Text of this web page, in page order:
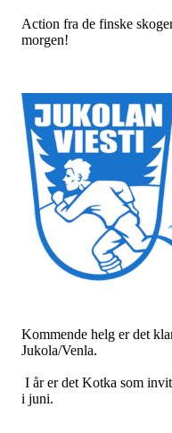
Action fra de finske
morgen!
Kommende helg er det
Jukola/Venla.
I år er det Kotka som
i juni.